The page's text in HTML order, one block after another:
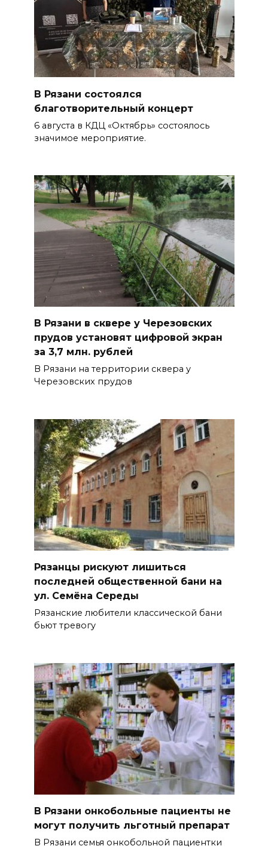
В Рязани состоялся
благотворительный концерт
6 августа в КДЦ «Октябрь» состоялось
значимое мероприятие.
В Рязани в сквере у Черезовских
прудов установят цифровой экран
за 3,7 млн. рублей
В Рязани на территории сквера у
Черезовских прудов
Рязанцы рискуют лишиться
последней общественной бани на
ул. Семёна Середы
Рязанские любители классической бани
бьют тревогу
В Рязани онкобольные пациенты не
могут получить льготный препарат
В Рязани семья онкобольной пациентки